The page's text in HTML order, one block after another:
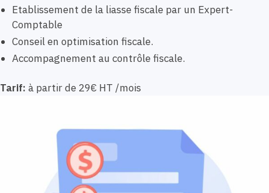
Etablissement de la liasse fiscale par un Expert-
Comptable
Conseil en optimisation fiscale.
Accompagnement au contrôle fiscale.
Tarif: à partir de 29€ HT /mois